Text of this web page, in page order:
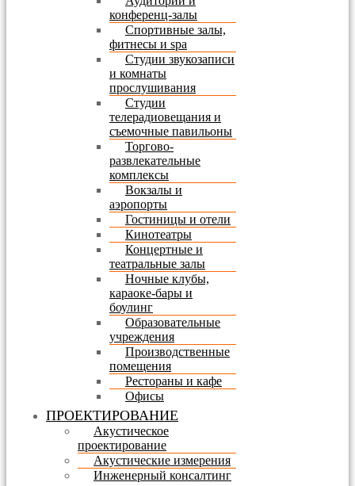
конференц-залы
Спортивные залы,
фитнесы и spa
Студии звукозаписи
и комнаты
прослушивания
Студии
телерадиовещания и
съемочные павильоны
Торгово-
развлекательные
комплексы
Вокзалы и
аэропорты
Гостиницы и отели
Кинотеатры
Концертные и
театральные залы
Ночные клубы,
караоке-бары и
боулинг
Образовательные
учреждения
Производственные
помещения
Рестораны и кафе
Офисы
ПРОЕКТИРОВАНИЕ
Акустическое
проектирование
Акустические измерения
Инженерный консалтинг